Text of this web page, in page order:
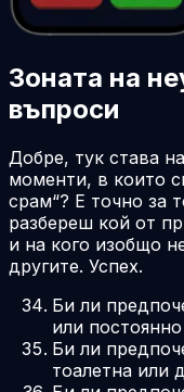
Зоната на
въпроси
Добре, тук става
моменти, в които
срам“? Е точно за
разбереш кой от
и на кого изобщо
другите. Успех.
Би ли
или
Би ли
тоалетна или